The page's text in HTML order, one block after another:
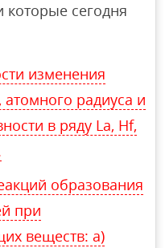
сегодня
изменения
атомного радиуса и
в ряду La, Hf,
образования
при
веществ: а)